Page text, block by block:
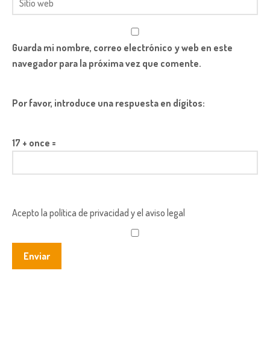
Guarda mi nombre, correo electrónico y web en este
navegador para la próxima vez que comente.
Por favor, introduce una respuesta en dígitos:
17 + once =
Acepto la política de privacidad y el aviso legal